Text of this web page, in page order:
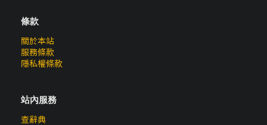
條款
關於本站
服務條款
隱私權條款
站內服務
查辭典